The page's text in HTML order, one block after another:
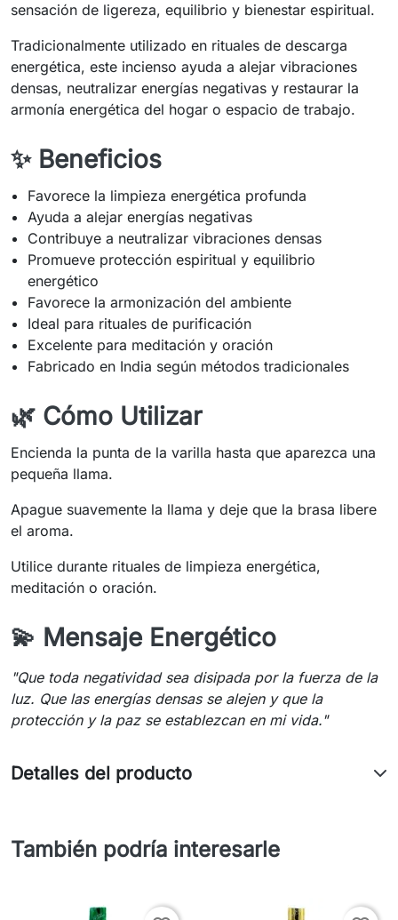
sensación de ligereza, equilibrio y bienestar espiritual.
Tradicionalmente utilizado en rituales de descarga
energética, este incienso ayuda a alejar vibraciones
densas, neutralizar energías negativas y restaurar la
armonía energética del hogar o espacio de trabajo.
✨ Beneficios
Favorece la limpieza energética profunda
Ayuda a alejar energías negativas
Contribuye a neutralizar vibraciones densas
Promueve protección espiritual y equilibrio
energético
Favorece la armonización del ambiente
Ideal para rituales de purificación
Excelente para meditación y oración
Fabricado en India según métodos tradicionales
🌿 Cómo Utilizar
Encienda la punta de la varilla hasta que aparezca una
pequeña llama.
Apague suavemente la llama y deje que la brasa libere
el aroma.
Utilice durante rituales de limpieza energética,
meditación o oración.
💫 Mensaje Energético
"Que toda negatividad sea disipada por la fuerza de la
luz. Que las energías densas se alejen y que la
protección y la paz se establezcan en mi vida."
Detalles del producto
También podría interesarle